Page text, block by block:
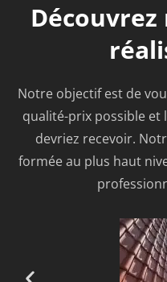
Découvrez
Notre objectif est de
qualité-prix possible et
devriez recevoir.
formée au plus haut